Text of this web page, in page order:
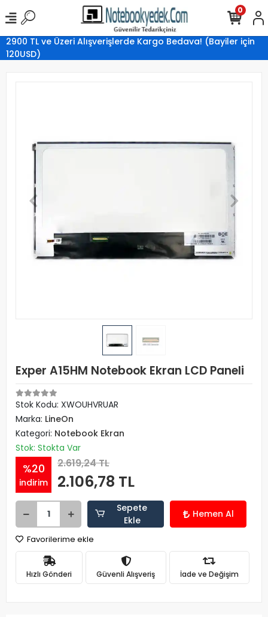
2900 TL ve Üzeri Alışverişlerde Kargo Bedava! (Bayiler için
120USD)
0
Exper A15HM Notebook Ekran LCD Paneli
Stok Kodu: XWOUHVRUAR
Marka: LineOn
Kategori: Notebook Ekran
Stok: Stokta Var
%20
indirim
2.619,24 TL
2.106,78 TL
Sepete
Ekle
Hemen Al
Favorilerime ekle
Hızlı Gönderi Güvenli Alışveriş İade ve Değişim